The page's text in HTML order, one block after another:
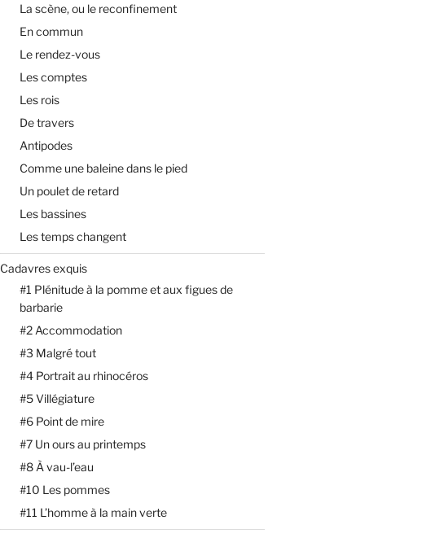
La scène, ou le reconfinement
En commun
Le rendez-vous
Les comptes
Les rois
De travers
Antipodes
Comme une baleine dans le pied
Un poulet de retard
Les bassines
Les temps changent
Cadavres exquis
#1 Plénitude à la pomme et aux figues de
barbarie
#2 Accommodation
#3 Malgré tout
#4 Portrait au rhinocéros
#5 Villégiature
#6 Point de mire
#7 Un ours au printemps
#8 À vau-l’eau
#10 Les pommes
#11 L’homme à la main verte